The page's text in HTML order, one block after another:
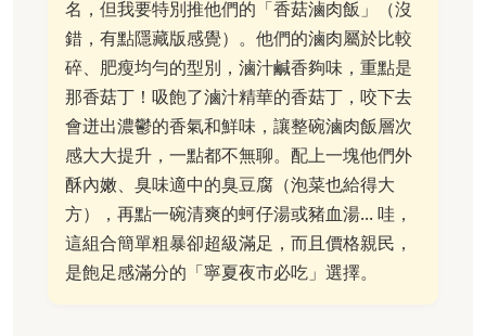
名，但我要特別推他們的「香菇滷肉飯」（沒
錯，有點隱藏版感覺）。他們的滷肉屬於比較
碎、肥瘦均勻的型別，滷汁鹹香夠味，重點是
那香菇丁！吸飽了滷汁精華的香菇丁，咬下去
會迸出濃鬱的香氣和鮮味，讓整碗滷肉飯層次
感大大提升，一點都不無聊。配上一塊他們外
酥內嫩、臭味適中的臭豆腐（泡菜也給得大
方），再點一碗清爽的蚵仔湯或豬血湯... 哇，
這組合簡單粗暴卻超級滿足，而且價格親民，
是飽足感滿分的「寧夏夜市必吃」選擇。